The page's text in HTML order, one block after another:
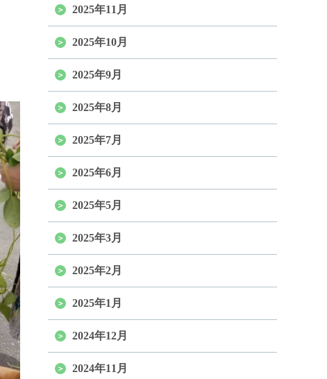
2025年11月
2025年10月
2025年9月
2025年8月
2025年7月
2025年6月
2025年5月
2025年3月
2025年2月
2025年1月
2024年12月
2024年11月